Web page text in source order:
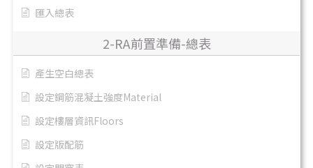
匯入總表
2-RA前置準備-總表
產生空白總表
設定鋼筋混凝土強度Material
設定樓層資訊Floors
設定版配筋